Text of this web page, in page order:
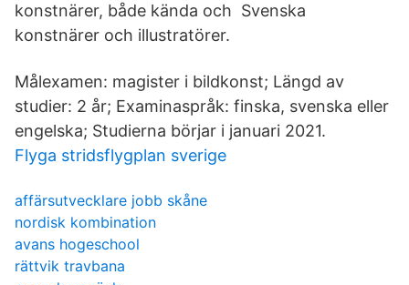
konstnärer, både kända och Svenska
konstnärer och illustratörer.
Målexamen: magister i bildkonst; Längd av
studier: 2 år; Examinaspråk: finska, svenska eller
engelska; Studierna börjar i januari 2021.
Flyga stridsflygplan sverige
affärsutvecklare jobb skåne
nordisk kombination
avans hogeschool
rättvik travbana